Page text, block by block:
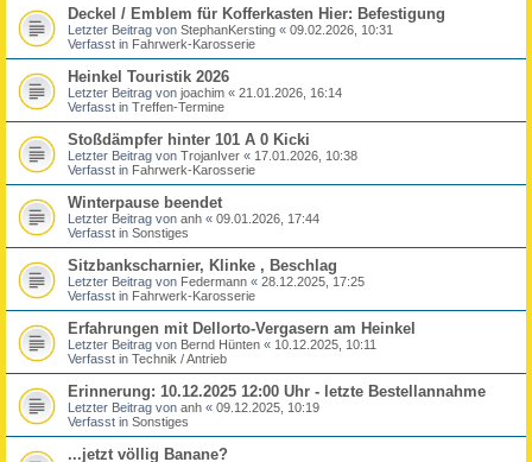
Deckel / Emblem für Kofferkasten Hier: Befestigung
Letzter Beitrag von StephanKersting « 09.02.2026, 10:31
Verfasst in Fahrwerk-Karosserie
Heinkel Touristik 2026
Letzter Beitrag von joachim « 21.01.2026, 16:14
Verfasst in Treffen-Termine
Stoßdämpfer hinter 101 A 0 Kicki
Letzter Beitrag von TrojanIver « 17.01.2026, 10:38
Verfasst in Fahrwerk-Karosserie
Winterpause beendet
Letzter Beitrag von anh « 09.01.2026, 17:44
Verfasst in Sonstiges
Sitzbankscharnier, Klinke , Beschlag
Letzter Beitrag von Federmann « 28.12.2025, 17:25
Verfasst in Fahrwerk-Karosserie
Erfahrungen mit Dellorto-Vergasern am Heinkel
Letzter Beitrag von Bernd Hünten « 10.12.2025, 10:11
Verfasst in Technik / Antrieb
Erinnerung: 10.12.2025 12:00 Uhr - letzte Bestellannahme
Letzter Beitrag von anh « 09.12.2025, 10:19
Verfasst in Sonstiges
...jetzt völlig Banane?